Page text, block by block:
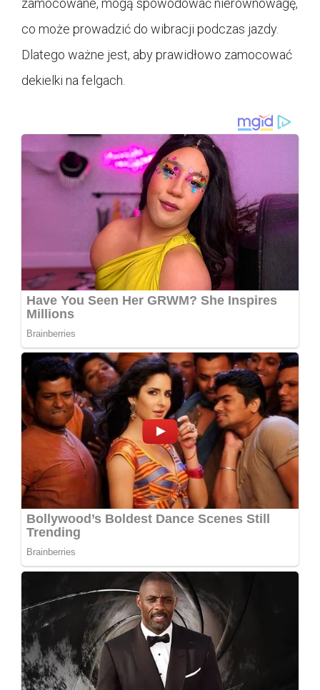
zamocowane, mogą spowodować nierównowagę,
co może prowadzić do wibracji podczas jazdy.
Dlatego ważne jest, aby prawidłowo zamocować
dekielki na felgach.